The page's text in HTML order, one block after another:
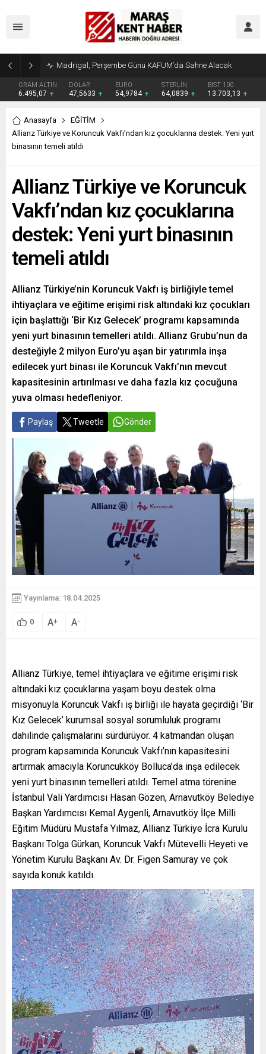
Madrigal, Perşembe Günü KAFUM’da Sahne Alacak
GRAM ALTIN
6.495,07
DOLAR
47,5633
EURO
54,9784
STERLİN
64,0839
BIST 100
13.703,13
Anasayfa
EĞİTİM
Allianz Türkiye ve Koruncuk Vakfı’ndan kız çocuklarına destek: Yeni yurt
binasının temeli atıldı
Allianz Türkiye ve Koruncuk
Vakfı’ndan kız çocuklarına
destek: Yeni yurt binasının
temeli atıldı
Allianz Türkiye’nin Koruncuk Vakfı iş birliğiyle temel
ihtiyaçlara ve eğitime erişimi risk altındaki kız çocukları
için başlattığı ‘Bir Kız Gelecek’ programı kapsamında
yeni yurt binasının temelleri atıldı. Allianz Grubu’nun da
desteğiyle 2 milyon Euro’yu aşan bir yatırımla inşa
edilecek yurt binası ile Koruncuk Vakfı’nın mevcut
kapasitesinin artırılması ve daha fazla kız çocuğuna
yuva olması hedefleniyor.
Paylaş Tweetle Gönder
Yayınlama: 18.04.2025
0 A+ A-
Allianz Türkiye, temel ihtiyaçlara ve eğitime erişimi risk
altındaki kız çocuklarına yaşam boyu destek olma
misyonuyla Koruncuk Vakfı iş birliği ile hayata geçirdiği ‘Bir
Kız Gelecek’ kurumsal sosyal sorumluluk programı
dahilinde çalışmalarını sürdürüyor. 4 katmandan oluşan
program kapsamında Koruncuk Vakfı’nın kapasitesini
artırmak amacıyla Koruncukköy Bolluca’da inşa edilecek
yeni yurt binasının temelleri atıldı. Temel atma törenine
İstanbul Vali Yardımcısı Hasan Gözen, Arnavutköy Belediye
Başkan Yardımcısı Kemal Aygenli, Arnavutköy İlçe Milli
Eğitim Müdürü Mustafa Yılmaz, Allianz Türkiye İcra Kurulu
Başkanı Tolga Gürkan, Koruncuk Vakfı Mütevelli Heyeti ve
Yönetim Kurulu Başkanı Av. Dr. Figen Samuray ve çok
sayıda konuk katıldı.